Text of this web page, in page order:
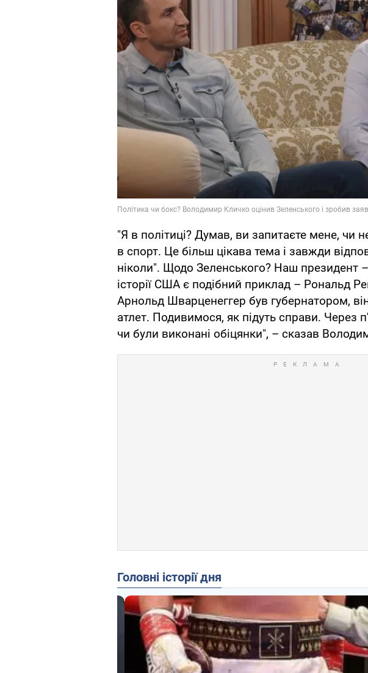
"Я в політиці? Думав, ви запитаєте мене, чи
в спорт. Це більш цікава тема і завжди
ніколи". Щодо Зеленського? Наш президент
історії США є подібний приклад – Рональд
Арнольд Шварценеггер був губернатором,
атлет. Подивимося, як підуть справи. Через
чи були виконані обіцянки", – сказав
Головні історії дня